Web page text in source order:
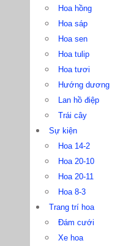
Hoa hồng
Hoa sáp
Hoa sen
Hoa tulip
Hoa tươi
Hướng dương
Lan hồ điệp
Trái cây
Sự kiện
Hoa 14-2
Hoa 20-10
Hoa 20-11
Hoa 8-3
Trang trí hoa
Đám cưới
Xe hoa